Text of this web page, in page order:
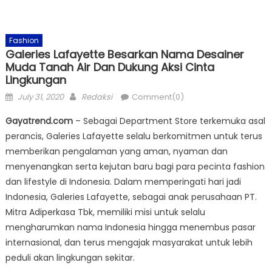
Fashion
Galeries Lafayette Besarkan Nama Desainer
Muda Tanah Air Dan Dukung Aksi Cinta
Lingkungan
Posted
July 31, 2020 Author
Redaksi Comment(0)
Gayatrend.com– Sebagai Department Store terkemuka asal
perancis, Galeries Lafayette selalu berkomitmen untuk terus
memberikan pengalaman yang aman, nyaman dan
menyenangkan serta kejutan baru bagi para pecinta fashion
dan lifestyle di Indonesia. Dalam memperingati hari jadi
Indonesia, Galeries Lafayette, sebagai anak perusahaan PT.
Mitra Adiperkasa Tbk, memiliki misi untuk selalu
mengharumkan nama Indonesia hingga menembus pasar
internasional, dan terus mengajak masyarakat untuk lebih
peduli akan lingkungan sekitar.